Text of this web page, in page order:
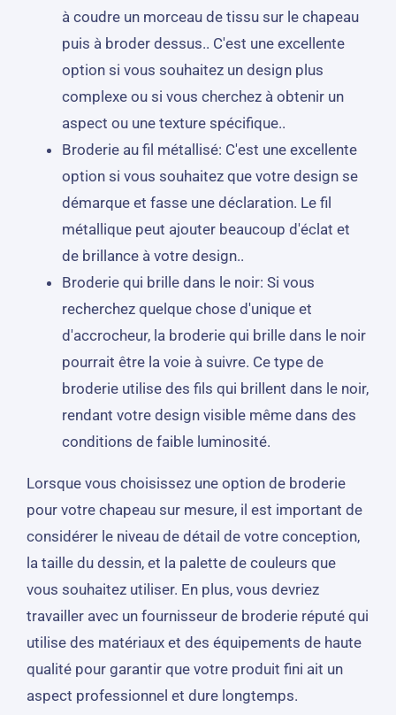
à coudre un morceau de tissu sur le chapeau
puis à broder dessus.. C'est une excellente
option si vous souhaitez un design plus
complexe ou si vous cherchez à obtenir un
aspect ou une texture spécifique..
Broderie au fil métallisé: C'est une excellente
option si vous souhaitez que votre design se
démarque et fasse une déclaration. Le fil
métallique peut ajouter beaucoup d'éclat et
de brillance à votre design..
Broderie qui brille dans le noir: Si vous
recherchez quelque chose d'unique et
d'accrocheur, la broderie qui brille dans le noir
pourrait être la voie à suivre. Ce type de
broderie utilise des fils qui brillent dans le noir,
rendant votre design visible même dans des
conditions de faible luminosité.
Lorsque vous choisissez une option de broderie
pour votre chapeau sur mesure, il est important de
considérer le niveau de détail de votre conception,
la taille du dessin, et la palette de couleurs que
vous souhaitez utiliser. En plus, vous devriez
travailler avec un fournisseur de broderie réputé qui
utilise des matériaux et des équipements de haute
qualité pour garantir que votre produit fini ait un
aspect professionnel et dure longtemps.